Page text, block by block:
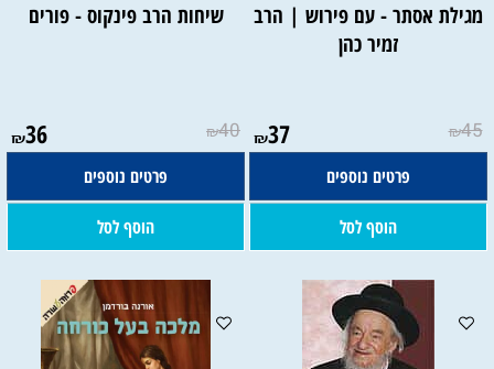
מגילת אסתר - עם פירוש | הרב
זמיר כהן
₪45
₪37
פרטים נוספים
הוסף לסל
שיחות הרב פינקוס - פורים
₪40
₪36
פרטים נוספים
הוסף לסל